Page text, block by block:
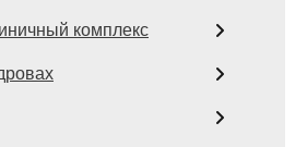
комплекс